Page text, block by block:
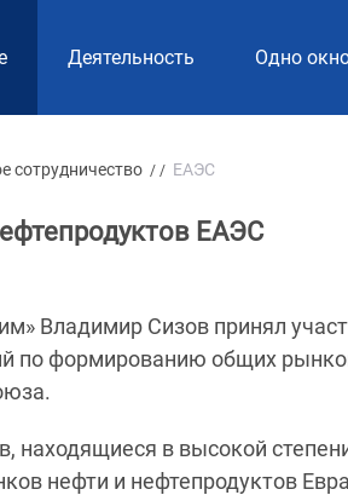
Деятельность Одно
сотрудничество / / ЕАЭС
ЕАЭС
Владимир Сизов принял
по формированию общих
находящиеся в высокой
нефти и нефтепродуктов